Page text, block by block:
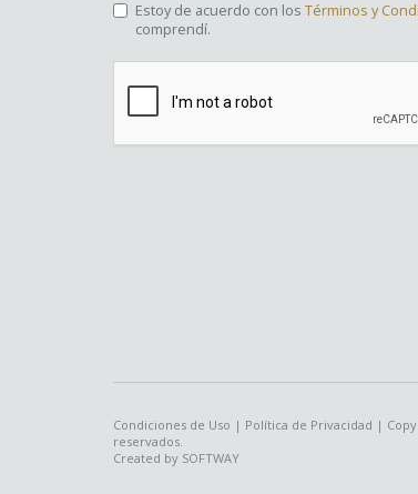
Estoy de acuerdo con los Términos y
comprendí.
Condiciones de Uso | Política de Privacidad |
reservados.
Created by SOFTWAY